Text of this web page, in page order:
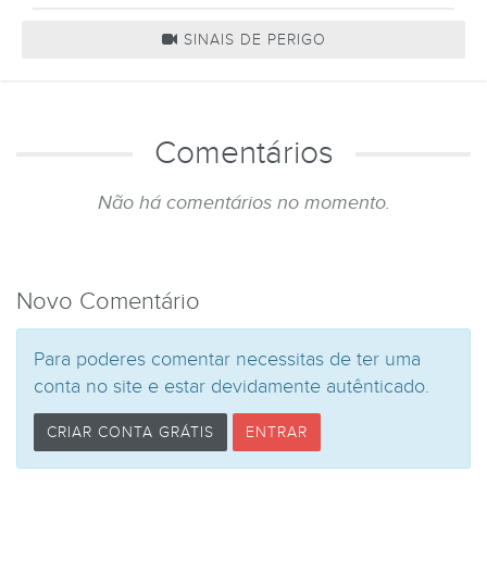
SINAIS DE PERIGO
Comentários
Não há comentários no momento.
Novo Comentário
Para poderes comentar necessitas de ter uma
conta no site e estar devidamente autênticado.
CRIAR CONTA GRÁTIS ENTRAR